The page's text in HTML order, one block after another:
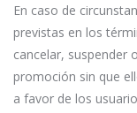
En caso de
previstas en los
cancelar, suspender
promoción sin que
a favor de los